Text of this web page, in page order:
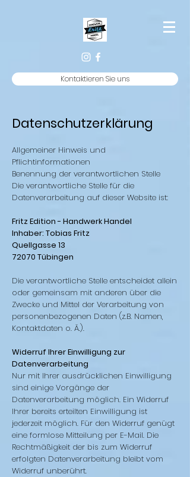
Kontaktieren Sie uns
Datenschutzerklärung
Allgemeiner Hinweis und
Pflichtinformationen
Benennung der verantwortlichen Stelle
Die verantwortliche Stelle für die
Datenverarbeitung auf dieser Website ist:
Fritz Edition - Handwerk Handel
Inhaber: Tobias Fritz
Quellgasse 13
72070 Tübingen
Die verantwortliche Stelle entscheidet allein
oder gemeinsam mit anderen über die
Zwecke und Mittel der Verarbeitung von
personenbezogenen Daten (z.B. Namen,
Kontaktdaten o. Ä.).
Widerruf Ihrer Einwilligung zur
Datenverarbeitung
Nur mit Ihrer ausdrücklichen Einwilligung
sind einige Vorgänge der
Datenverarbeitung möglich. Ein Widerruf
Ihrer bereits erteilten Einwilligung ist
jederzeit möglich. Für den Widerruf genügt
eine formlose Mitteilung per E-Mail. Die
Rechtmäßigkeit der bis zum Widerruf
erfolgten Datenverarbeitung bleibt vom
Widerruf unberührt.